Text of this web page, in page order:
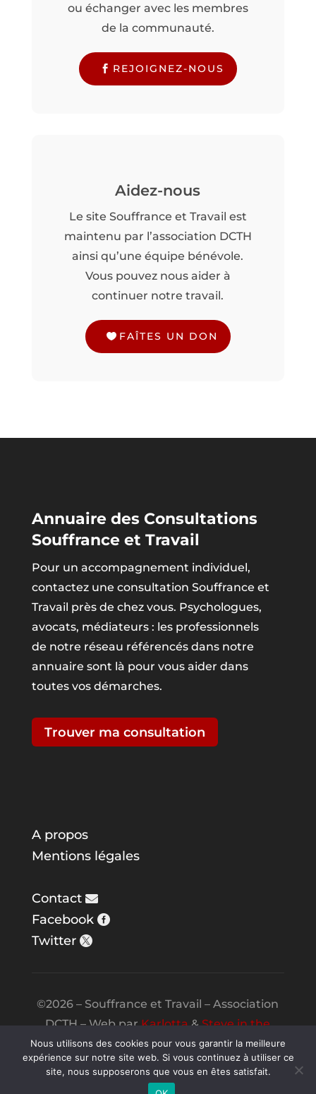
ou échanger avec les membres
de la communauté.
REJOIGNEZ-NOUS
Aidez-nous
Le site Souffrance et Travail est
maintenu par l’association DCTH
ainsi qu’une équipe bénévole.
Vous pouvez nous aider à
continuer notre travail.
FAÎTES UN DON
Annuaire des Consultations
Souffrance et Travail
Pour un accompagnement individuel,
contactez une consultation Souffrance et
Travail près de chez vous. Psychologues,
avocats, médiateurs : les professionnels
de notre réseau référencés dans notre
annuaire sont là pour vous aider dans
toutes vos démarches.
Trouver ma consultation
A propos
Mentions légales
Contact
Facebook
Twitter
©2026 – Souffrance et Travail – Association
DCTH – Web parKarlotta&Steve in the
Night
Nous utilisons des cookies pour vous garantir la meilleure
expérience sur notre site web. Si vous continuez à utiliser ce
site, nous supposerons que vous en êtes satisfait.